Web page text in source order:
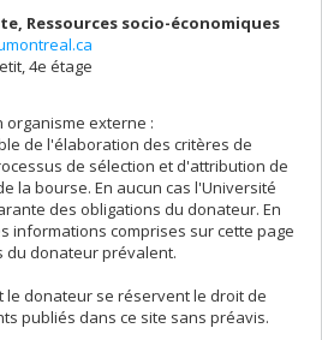
Ressources socio-économiques
4e étage
externe :
de l'élaboration des critères de
de sélection et d'attribution de
la bourse. En aucun cas l'Université
des obligations du donateur. En
informations comprises sur cette page
du donateur prévalent.
le donateur se réservent le droit de
publiés dans ce site sans préavis.